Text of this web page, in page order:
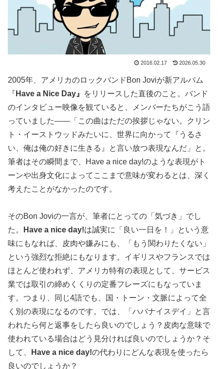
2016.02.17 2026.05.30
2005年、アメリカのロックバンドBon Joviが新アルバム
『 Have a Nice Day』
をリリースした直後のこと。バンド
のインタビュー映像を観ていると、メンバーたちがこう語
っていました——「この曲はただの挨拶じゃない。クリン
ト・イーストウッドみたいに、世界に向かって『うるさ
い、俺は俺の好きに生きる』と言い放つ表現なんだ」と。
筆者はその瞬間まで、Have a nice day!のような表現がト
ーンや出身文化によってここまで意味が変わるとは、深く
考えたことがなかったのです。
そのBon Joviの一言が、筆者にとっての「気づき」でし
た。
Have a nice day!は誠実に「良い一日を！」という意
味にもなれば、皮肉や嫌みにも、「もう関わりたくない」
という強烈な拒絶にもなります。イギリスやフランスでは
ほとんど使われず、アメリカ特有の表現として、サービス
業では取引の締めくくりの定番フレーズにもなっていま
す。つまり、同じ4語でも、国・トーン・文脈によって全
く別の表現になるのです。では、「ハバナイスデイ」と言
われたら何と返事をしたら良いのでしょう？皮肉な意味で
使われている場合はどう見分ければ良いのでしょうか？そ
して、
Have a nice day!の代わりにどんな表現を使ったら
良いのでしょうか？